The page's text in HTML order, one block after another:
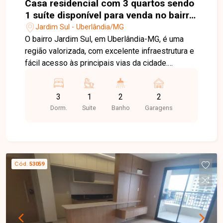
Casa residencial com 3 quartos sendo
1 suíte disponível para venda no bairro
Jardim Sul em Uberlândia-MG
Jardim Sul - Uberlândia/MG
O bairro Jardim Sul, em Uberlândia-MG, é uma
região valorizada, com excelente infraestrutura e
fácil acesso às principais vias da cidade.
restaurantes e diversos serviços, oferece
praticidade, conforto e qualidade de vida para
toda a família. Casa com aproximadamente
suíte com móveis planejados, penteadeira com
iluminação em LED, espelhos e ar-condicionado,
banheiro social e banheiro da suíte com armários
planejados e chuveiros. A cozinha é completa,
equipada com móveis planejados, forno
embutido, cooktop, depurador de ar e lava-louças.
3
Dorm.
1
Suite
2
Banho
2
Garagens
Cód. 53059